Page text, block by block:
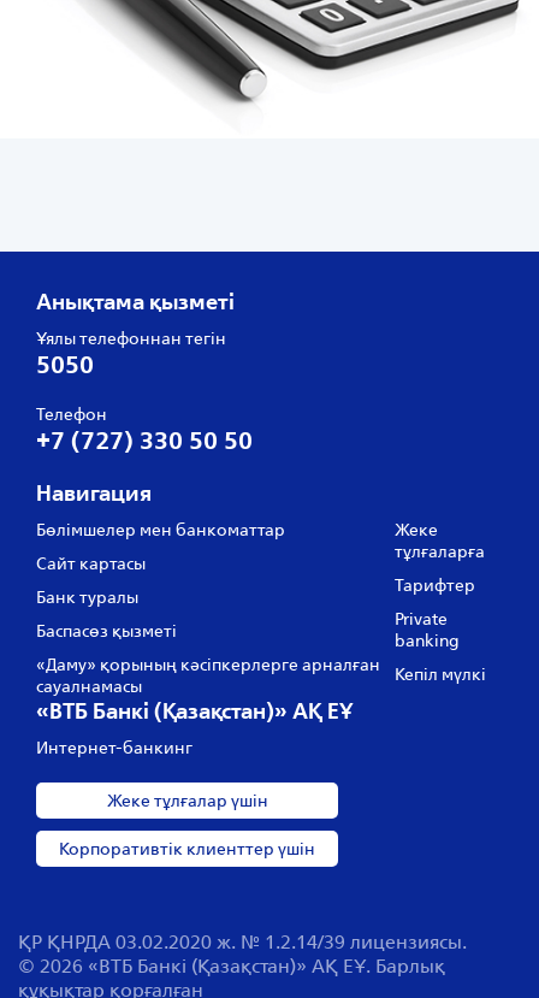
Анықтама қызметі
Ұялы телефоннан тегін
5050
Телефон
+7 (727) 330 50 50
Навигация
Бөлімшелер мен банкоматтар
Сайт картасы
Банк туралы
Баспасөз қызметі
«Даму» қорының кәсіпкерлерге арналған
сауалнамасы
Жеке
тұлғаларға
Тарифтер
Private
banking
Кепіл мүлкі
«ВТБ Банкі (Қазақстан)» АҚ ЕҰ
Интернет-банкинг
Жеке тұлғалар үшін
Корпоративтік клиенттер үшін
ҚР ҚНРДА 03.02.2020 ж. № 1.2.14/39 лицензиясы.
© 2026 «ВТБ Банкі (Қазақстан)» АҚ ЕҰ. Барлық
құқықтар қорғалған